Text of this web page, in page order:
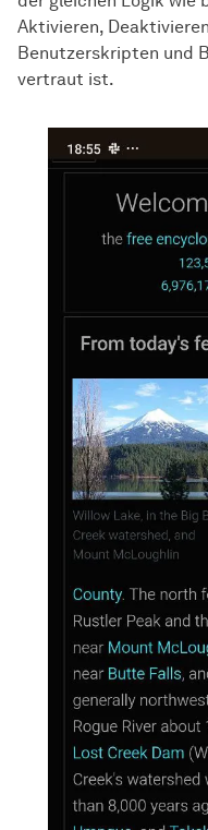
Aktivieren,
Benutzerskripten und
vertraut ist.